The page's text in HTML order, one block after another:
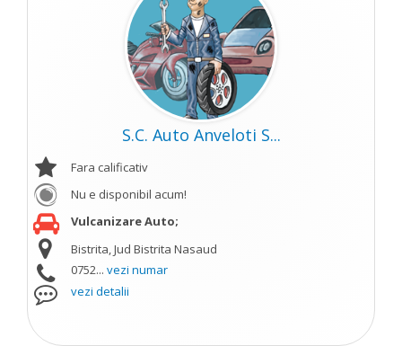
S.C. Auto Anveloti S...
Fara calificativ
Nu e disponibil acum!
Vulcanizare Auto;
Bistrita, Jud Bistrita Nasaud
0752... vezi numar
vezi detalii